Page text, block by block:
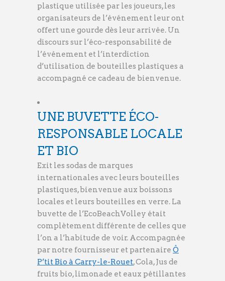
plastique utilisée par les joueurs, les
organisateurs de l’événement leur ont
offert une gourde dès leur arrivée. Un
discours sur l’éco-responsabilité de
l’événement et l’interdiction
d’utilisation de bouteilles plastiques a
accompagné ce cadeau de bienvenue.
UNE BUVETTE ÉCO-
RESPONSABLE LOCALE
ET BIO
Exit les sodas de marques
internationales avec leurs bouteilles
plastiques, bienvenue aux boissons
locales et leurs bouteilles en verre. La
buvette de l’EcoBeachVolley était
complètement différente de celles que
l’on a l’habitude de voir. Accompagnée
par notre fournisseur et partenaire Ô
P’tit Bio à Carry-le-Rouet, Cola, Jus de
fruits bio, limonade et eaux pétillantes